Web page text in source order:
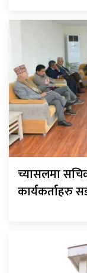
च्यासलमा
कार्यकर्ताहरु